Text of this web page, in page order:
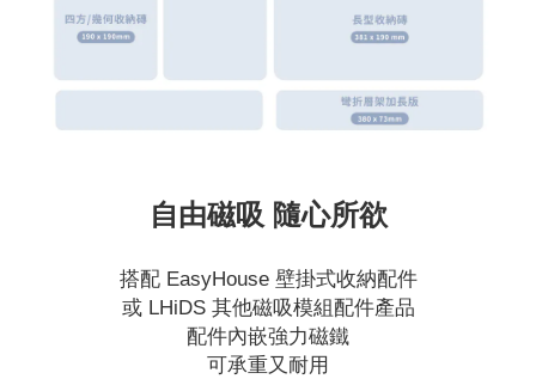
自由磁吸 隨心所欲
搭配 EasyHouse 壁掛式收納配件
或 LHiDS 其他磁吸模組配件產品
配件內嵌強力磁鐵
可承重又耐用